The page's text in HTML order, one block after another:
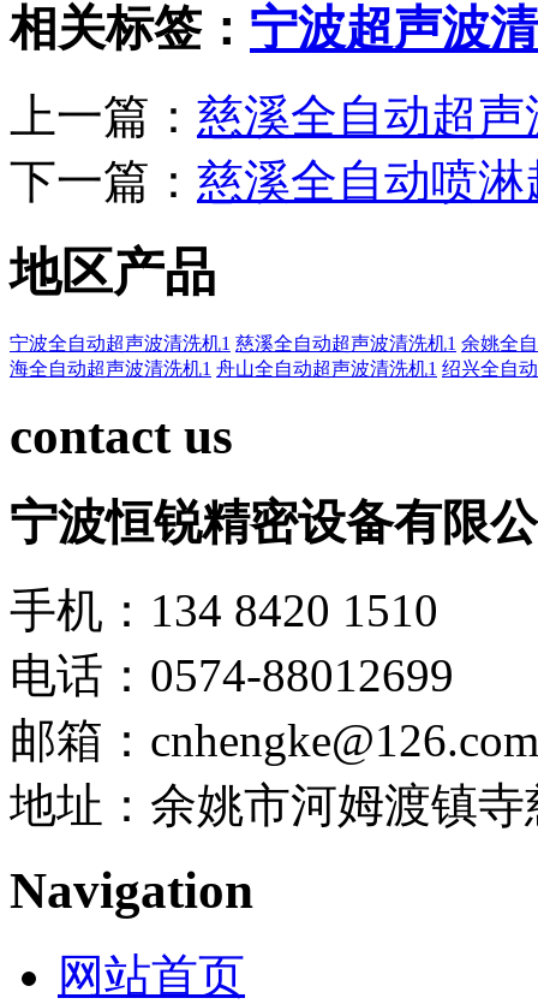
相关标签： 宁波超声波
上一篇： 慈溪全自动超
下一篇： 慈溪全自动喷
地区产品
宁波全自动超声波清洗机1 慈溪全自动超声波清洗机1 余姚全
海全自动超声波清洗机1 舟山全自动超声波清洗机1 绍兴全自
contact us
宁波恒锐精密设备有限
手机：134 8420 1510
电话：0574-88012699
邮箱：cnhengke@126.com
地址：余姚市河姆渡镇寺
Navigation
网站首页